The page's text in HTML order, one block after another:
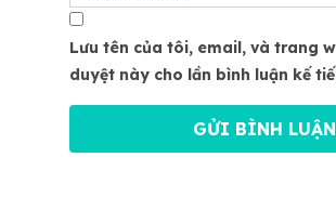
Lưu tên của tôi, email, và trang
duyệt này cho lần bình luận kế